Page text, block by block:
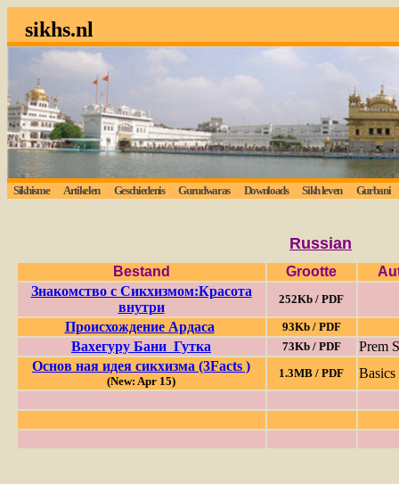
sikhs.nl
Sikhisme Artikelen Geschiedenis Gurudwaras Downloads Sikh leven Gurbani
Russian
Bestand Grootte
Знакомство с Сикхизмом:Красота
внутри
252Kb / PDF
Происхождение Ардаса 93Kb / PDF
Вахегуру Бани Гутка 73Kb / PDF
Prem
Основ ная идея cикхизма (3Facts )
(New: Apr 15)
1.3MB / PDF